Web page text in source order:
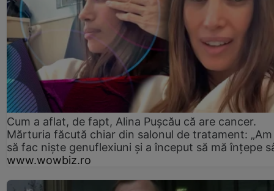
Cum a aflat, de fapt, Alina Pușcău că are cancer.
Mărturia făcută chiar din salonul de tratament:
să fac niște genuflexiuni și a început să mă înțepe
www.wowbiz.ro